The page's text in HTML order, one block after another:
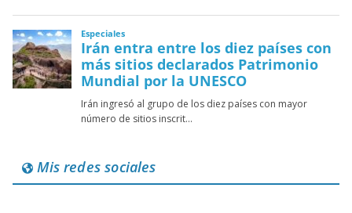
Mis redes sociales